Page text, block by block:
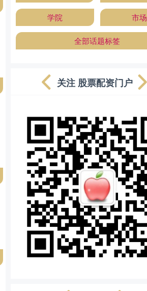
学院 市场
全部话题标签
关注 股票配资门户